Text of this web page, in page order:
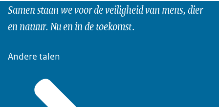
Samen staan we voor de veiligheid van mens, dier
en natuur. Nu en in de toekomst.
Andere talen